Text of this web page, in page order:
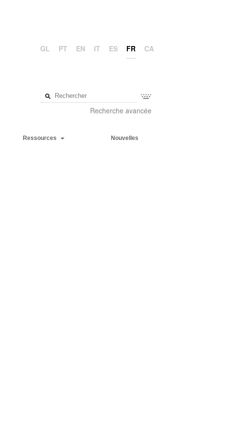
GL PT EN IT ES FR CA
Recherche avancée
Ressources Nouvelles